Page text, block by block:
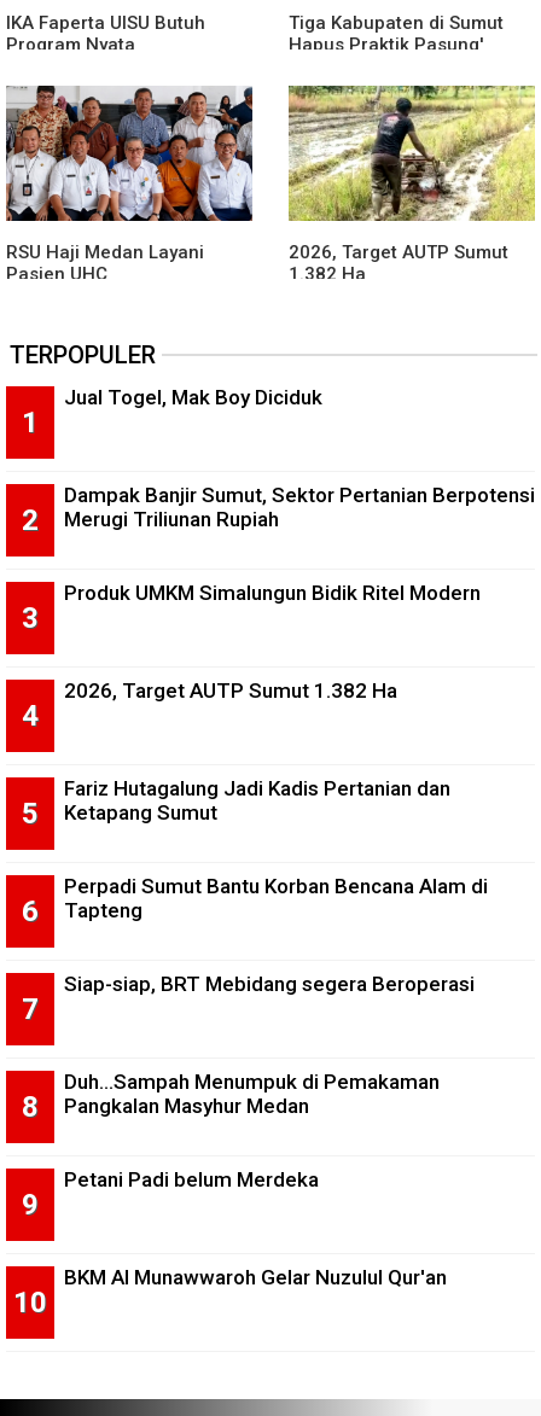
IKA Faperta UISU Butuh
Program Nyata
Tiga Kabupaten di Sumut
Hapus Praktik Pasung'
RSU Haji Medan Layani
Pasien UHC
2026, Target AUTP Sumut
1.382 Ha
TERPOPULER
Jual Togel, Mak Boy Diciduk
Dampak Banjir Sumut, Sektor Pertanian Berpotensi
Merugi Triliunan Rupiah
Produk UMKM Simalungun Bidik Ritel Modern
2026, Target AUTP Sumut 1.382 Ha
Fariz Hutagalung Jadi Kadis Pertanian dan
Ketapang Sumut
Perpadi Sumut Bantu Korban Bencana Alam di
Tapteng
Siap-siap, BRT Mebidang segera Beroperasi
Duh...Sampah Menumpuk di Pemakaman
Pangkalan Masyhur Medan
Petani Padi belum Merdeka
BKM Al Munawwaroh Gelar Nuzulul Qur'an